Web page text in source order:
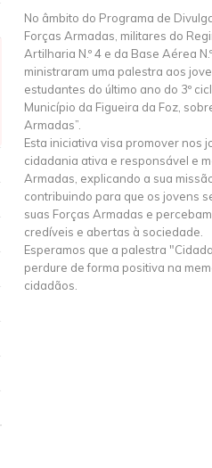
No âmbito do Programa de
Forças Armadas, militares do
Artilharia N.º 4 e da Base Aérea
ministraram uma palestra aos
estudantes do último ano do 3º
Município da Figueira da Foz,
Armadas”.
Esta iniciativa visa promover nos
cidadania ativa e responsável e
Armadas, explicando a sua
contribuindo para que os jovens
suas Forças Armadas e
credíveis e abertas à sociedade.
Esperamos que a palestra
perdure de forma positiva na
cidadãos.